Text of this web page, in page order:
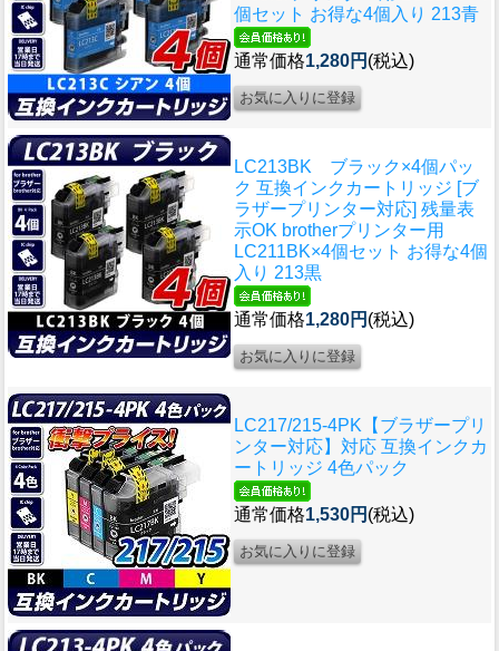
個セット お得な4個入り 213青
通常価格1,280円 (税込)
LC213BK ブラック×4個パッ
ク 互換インクカートリッジ [ブ
ラザープリンター対応] 残量表
示OK brotherプリンター用
LC211BK×4個セット お得な4個
入り 213黒
通常価格1,280円 (税込)
LC217/215-4PK【ブラザープリ
ンター対応】対応 互換インクカ
ートリッジ 4色パック
通常価格1,530円 (税込)